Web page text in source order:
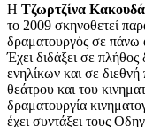
Η Τζωρτζίνα
το 2009 σκηνοθετεί
δραματουργός σε πάνω
Έχει διδάξει σε
ενηλίκων και σε
θεάτρου και του
δραματουργία
έχει συντάξει τους